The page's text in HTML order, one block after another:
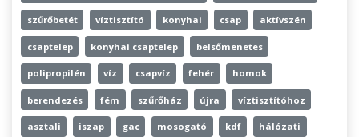
szűrőbetét víztisztító konyhai csap aktívszén
csaptelep konyhai csaptelep belsőmenetes
polipropilén víz csapvíz fehér homok
berendezés fém szűrőház újra víztisztítóhoz
asztali iszap gac mosogató kdf hálózati